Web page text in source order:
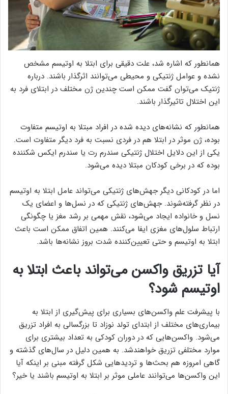
همانطور که اشاره شد، علت دقیقی برای ابتلا به اوتیسم مشخص
نشده و عوامل ژنتیکی و محیطی می‌توانند اثرگذار باشند. درباره
ژنتیک می‌توان گفت ممکن است چندین ژن مختلف در ابتلای فرد به
این اختلال تاثیرگذار باشند.
همانطور که نشانه‌های دیده شده در افراد مبتلا به اوتیسم متفاوت
بوده، ژن موثر در ابتلا هم در فردی نسبت به فرد دیگر متفاوت است.
یکی از این دلایل اختلال ژنتیکی سندرم رت یا سندرم ایکس شکننده
بوده که در برخی کودکان مبتلا دیده می‌شود.
اما در کودکانی دیگر جهش‌های ژنتیکی می‌تواند عامل ابتلا به اوتیسم
در نظر گرفته‌شوند. جهش‌های ژنتیکی که در نسل‌ها و اعضای یک
نسل و خانواده ایجاد می‌شود، نقش مهمی بر رشد مغز یا چگونگی
ارتباط سلول‌های مغزی ایفا می‌کنند. همین اتفاق ممکن است باعث
ابتلا به اوتیسم و حتی تعیین‌کننده شدت بروز نشانه‌ها باشد.
آیا تزریق واکسن می‌تواند باعث ابتلا به
اوتیسم شود؟
با پیشرفت علم واکسن‌های بسیاری برای پیش‌گیری از ابتلا به
بیماری‌های مختلف از ابتدای تولد نوزاد تا بزرگسالی به افراد تزریق
می‌شود. واکسن‌هایی که در دوران کودکی به تعداد بیشتری برای
موارد مختلفی تزریق خواهندشد. به همین دلیل در سال‌های گذشته و
گاهی امروزه هم بحث‌ها و تردیدهایی شکل گرفته مبنی بر اینکه آیا
این واکسن‌ها می‌توانند عاملی موثر بر ابتلا به اوتیسم باشند یا خیر؟